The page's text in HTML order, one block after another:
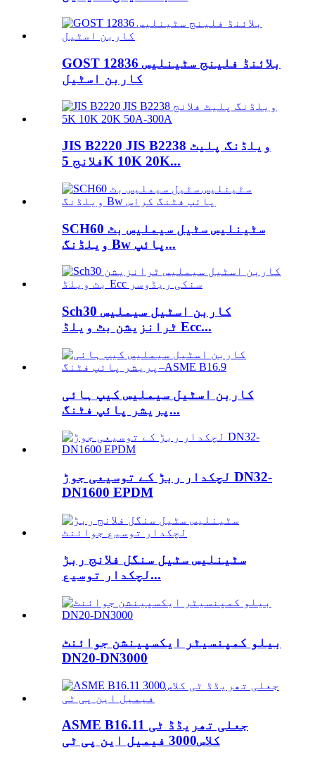
GOST 12836 بلائنڈ فلینج سٹینلیس
کاربن اسٹیل
JIS B2220 JIS B2238 ویلڈنگ پلیٹ
فلانج 5K 10K 20K...
SCH60 سٹینلیس سٹیل سیملیس بٹ
ویلڈنگ Bw پائپ...
Sch30 کاربن اسٹیل سیملیس
ٹرانزیشن بٹ ویلڈ Ecc...
کاربن اسٹیل سیملیس کیپ ہائی
پریشر پائپ فٹنگ...
لچکدار ربڑ کے توسیعی جوڑ DN32-
DN1600 EPDM
سٹینلیس سٹیل سنگل فلانج ربڑ
لچکدار توسیع...
بیلو کمپنسیٹر ایکسپینشن جوائنٹ
DN20-DN3000
ASME B16.11 جعلی تھریڈڈ ٹی
کلاس3000 فیمیل این پی ٹی